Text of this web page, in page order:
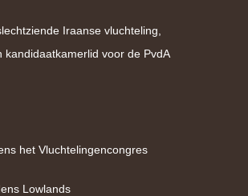
Iraanse vluchteling,
kandidaatkamerlid voor de PvdA
het Vluchtelingencongres
Lowlands